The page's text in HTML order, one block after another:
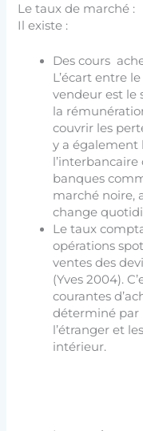
Le taux de marché :
Il existe :
Des cours
L’écart entre
vendeur est le
la
couvrir les
y a également
banques
marché noire,
change
Le taux
opérations
ventes des
(Yves 2004).
courantes
déterminé par
l’étranger et
intérieur.